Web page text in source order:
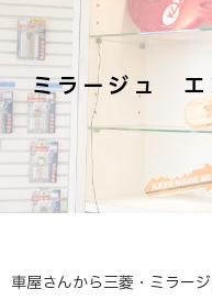
ミラージュ エ
車屋さんから三菱・ミラー